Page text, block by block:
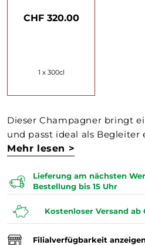
CHF 320.00
1 x 300cl
Dieser Champagner bringt
und passt ideal als Begleiter
Mehr lesen >
Lieferung am nächsten
Bestellung bis 15 Uhr
Kostenloser Versand ab
Filialverfügbarkeit